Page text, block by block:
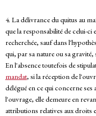
4. La délivrance du quitus au
que la responsabilité de celui-ci
recherchée, sauf dans
qui, par sa nature ou sa
En l'absence toutefois de
mandat, si la réception de
délégué en ce qui concerne
l'ouvrage, elle demeure en
attributions relatives aux droits